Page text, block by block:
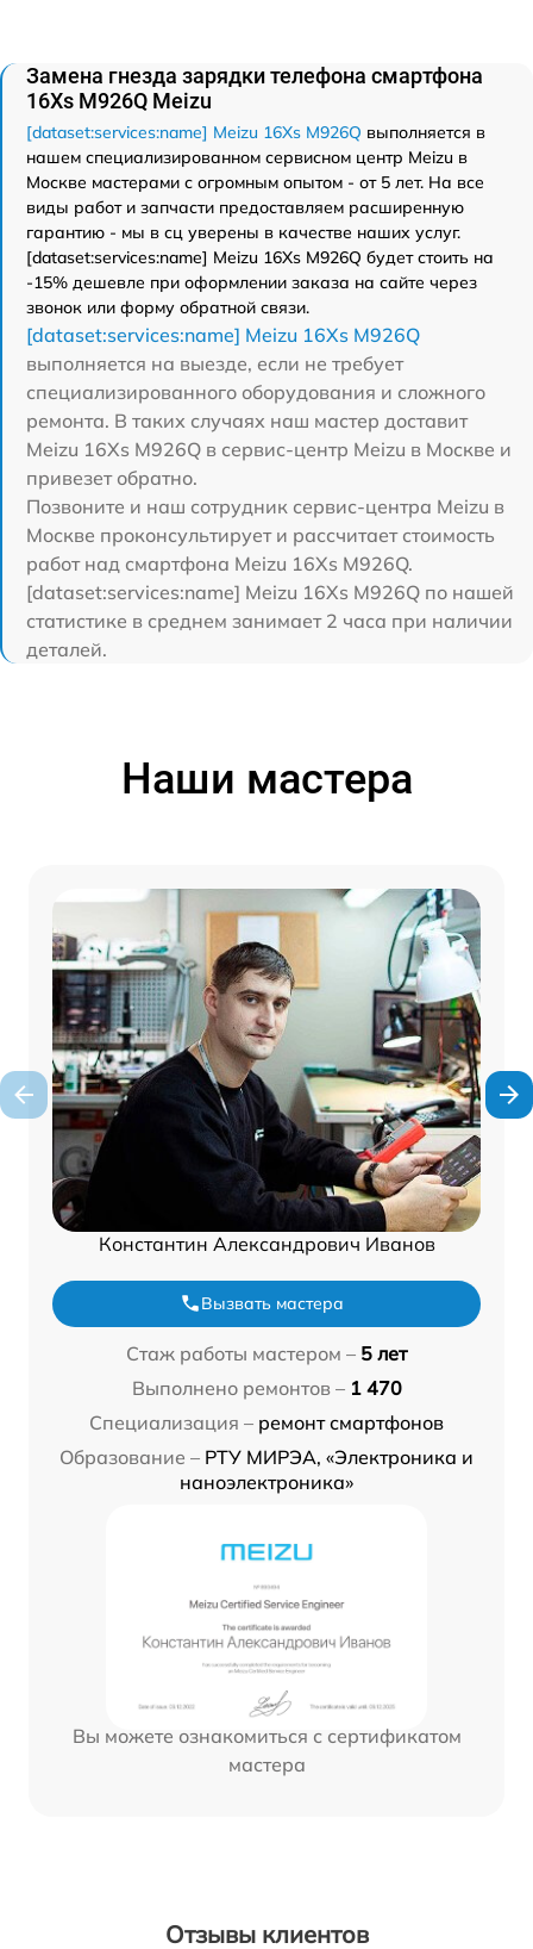
Замена гнезда зарядки телефона смартфона
16Xs M926Q Meizu
[dataset:services:name] Meizu 16Xs M926Q выполняется в
нашем специализированном сервисном центр Meizu в
Москве мастерами с огромным опытом - от 5 лет. На все
виды работ и запчасти предоставляем расширенную
гарантию - мы в сц уверены в качестве наших услуг.
[dataset:services:name] Meizu 16Xs M926Q будет стоить на
-15% дешевле при оформлении заказа на сайте через
звонок или форму обратной связи.
[dataset:services:name] Meizu 16Xs M926Q
выполняется на выезде, если не требует
специализированного оборудования и сложного
ремонта. В таких случаях наш мастер доставит
Meizu 16Xs M926Q в сервис-центр Meizu в Москве и
привезет обратно.
Позвоните и наш сотрудник сервис-центра Meizu в
Москве проконсультирует и рассчитает стоимость
работ над смартфона Meizu 16Xs M926Q.
[dataset:services:name] Meizu 16Xs M926Q по нашей
статистике в среднем занимает 2 часа при наличии
деталей.
Наши мастера
Константин Александрович Иванов
Вызвать мастера
Стаж работы мастером – 5 лет
Выполнено ремонтов – 1 470
Специализация – ремонт смартфонов
Образование – РТУ МИРЭА, «Электроника и
наноэлектроника»
Вы можете ознакомиться с сертификатом
мастера
Отзывы клиентов